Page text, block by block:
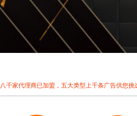
八千家代理商已加盟，五大类型上千条广告供您挑